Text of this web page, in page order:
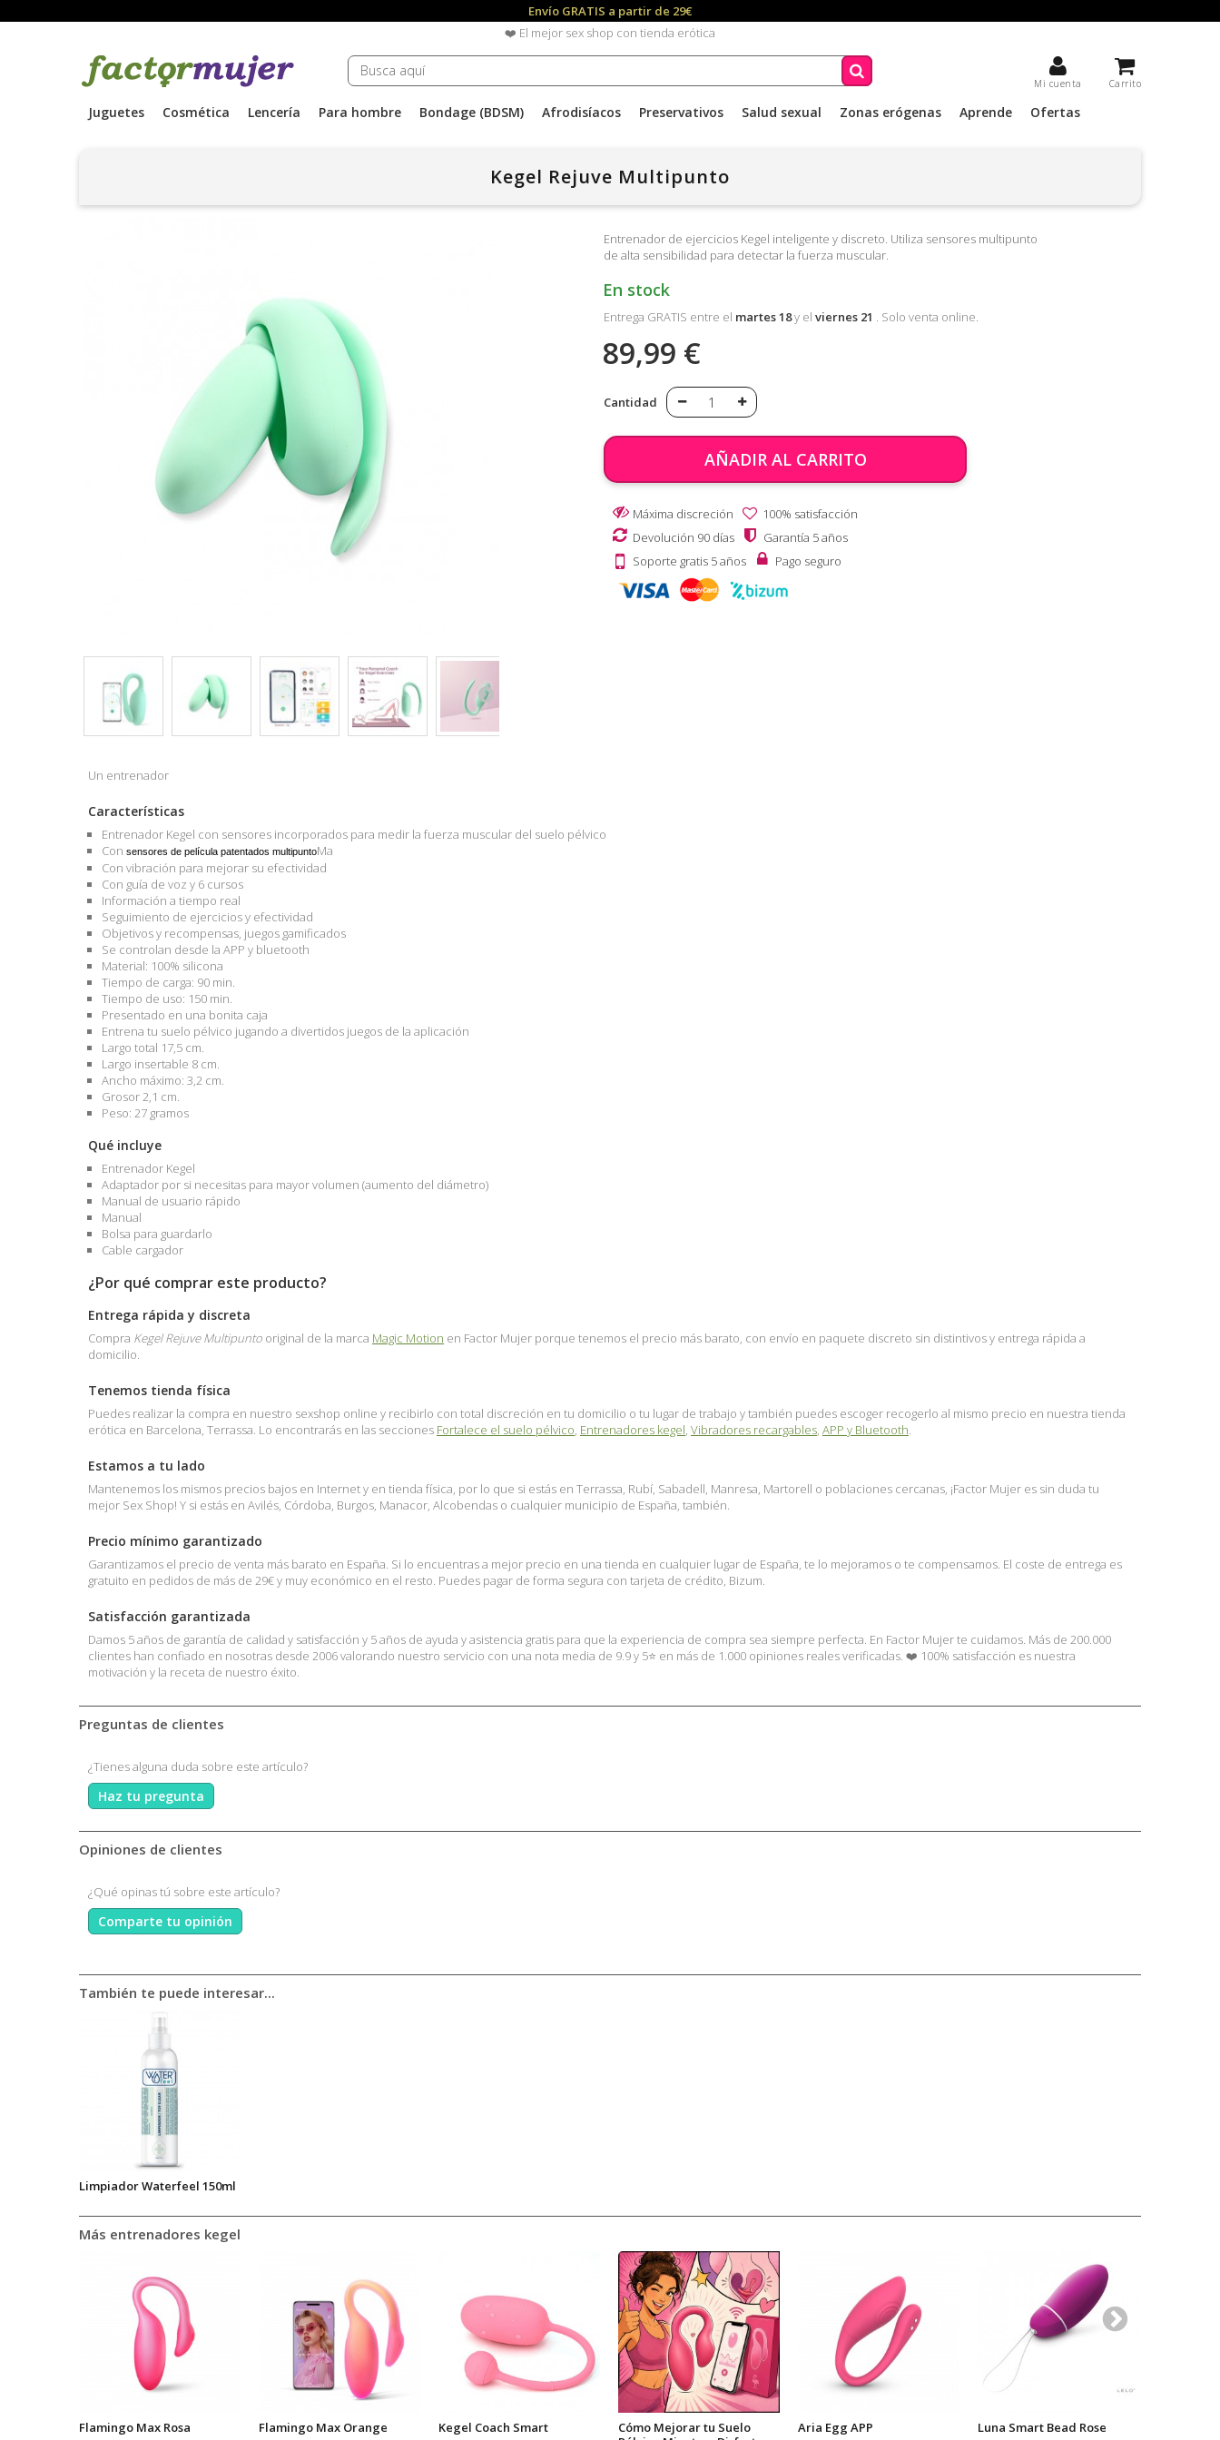
Envío GRATIS a partir de 29€
❤️ El mejor sex shop con tienda erótica
Carrito
Mi cuenta
Juguetes Cosmética Lencería Para hombre Bondage (BDSM) Afrodisíacos Preservativos Salud sexual Zonas erógenas Aprende Ofertas
Kegel Rejuve Multipunto
Entrenador de ejercicios Kegel inteligente y discreto. Utiliza sensores multipunto
de alta sensibilidad para detectar la fuerza muscular.
En stock
Entrega GRATIS entre el martes 18y el viernes 21 . Solo venta online.
89,99 €
Cantidad
AÑADIR AL CARRITO
Máxima discreción
100% satisfacción
Devolución 90 días
Garantía 5 años
Soporte gratis 5 años
Pago seguro
Un entrenador
Características
Entrenador Kegel con sensores incorporados para medir la fuerza muscular del suelo pélvico
Con sensores de película patentados multipuntoMa
Con vibración para mejorar su efectividad
Con guía de voz y 6 cursos
Información a tiempo real
Seguimiento de ejercicios y efectividad
Objetivos y recompensas, juegos gamificados
Se controlan desde la APP y bluetooth
Material: 100% silicona
Tiempo de carga: 90 min.
Tiempo de uso: 150 min.
Presentado en una bonita caja
Entrena tu suelo pélvico jugando a divertidos juegos de la aplicación
Largo total 17,5 cm.
Largo insertable 8 cm.
Ancho máximo: 3,2 cm.
Grosor 2,1 cm.
Peso: 27 gramos
Qué incluye
Entrenador Kegel
Adaptador por si necesitas para mayor volumen (aumento del diámetro)
Manual de usuario rápido
Manual
Bolsa para guardarlo
Cable cargador
¿Por qué comprar este producto?
Entrega rápida y discreta
Compra Kegel Rejuve Multipunto original de la marca Magic Motion en Factor Mujer porque tenemos el precio más barato, con envío en paquete discreto sin distintivos y entrega rápida a
domicilio.
Tenemos tienda física
Puedes realizar la compra en nuestro sexshop online y recibirlo con total discreción en tu domicilio o tu lugar de trabajo y también puedes escoger recogerlo al mismo precio en nuestra tienda
erótica en Barcelona, Terrassa. Lo encontrarás en las secciones Fortalece el suelo pélvico, Entrenadores kegel, Vibradores recargables, APP y Bluetooth.
Estamos a tu lado
Mantenemos los mismos precios bajos en Internet y en tienda física, por lo que si estás en Terrassa, Rubí, Sabadell, Manresa, Martorell o poblaciones cercanas, ¡Factor Mujer es sin duda tu
mejor Sex Shop! Y si estás en Avilés, Córdoba, Burgos, Manacor, Alcobendas o cualquier municipio de España, también.
Precio mínimo garantizado
Garantizamos el precio de venta más barato en España. Si lo encuentras a mejor precio en una tienda en cualquier lugar de España, te lo mejoramos o te compensamos. El coste de entrega es
gratuito en pedidos de más de 29€ y muy económico en el resto. Puedes pagar de forma segura con tarjeta de crédito, Bizum.
Satisfacción garantizada
Damos 5 años de garantía de calidad y satisfacción y 5 años de ayuda y asistencia gratis para que la experiencia de compra sea siempre perfecta. En Factor Mujer te cuidamos. Más de 200.000
clientes han confiado en nosotras desde 2006 valorando nuestro servicio con una nota media de 9.9 y 5⭐ en más de 1.000 opiniones reales verificadas. ❤️ 100% satisfacción es nuestra
motivación y la receta de nuestro éxito.
Preguntas de clientes
¿Tienes alguna duda sobre este artículo?
Haz tu pregunta
Opiniones de clientes
¿Qué opinas tú sobre este artículo?
Comparte tu opinión
También te puede interesar...
Limpiador Waterfeel 150ml
Más entrenadores kegel
Flamingo Max Rosa Flamingo Max Orange Kegel Coach Smart
Cómo Mejorar tu Suelo
Aria Egg APP Luna Smart Bead Rose